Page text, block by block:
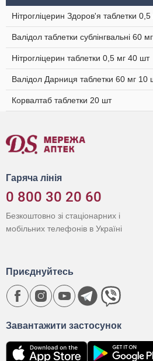
Нітрогліцерин Здоров'я таблетки
Валідол таблетки сублінгвальні 60
Нітрогліцерин таблетки 0,5 мг 40 шт
Валідол Дарниця таблетки 60 мг 10
Корвалтаб таблетки 20 шт
Гаряча лінія
0 800 30 20 60
Безкоштовно зі стаціонарних і
мобільних телефонів в Україні
Завантажити застосунок
Приєднуйтесь